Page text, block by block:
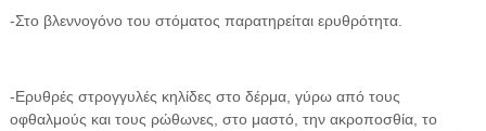
-Στο βλεννογόνο του στόματος παρατηρείται ερυθρότητα.
-Ερυθρές στρογγυλές κηλίδες στο δέρμα, γύρω από τους
οφθαλμούς και τους ρώθωνες, στο μαστό, την ακροποσθία, το